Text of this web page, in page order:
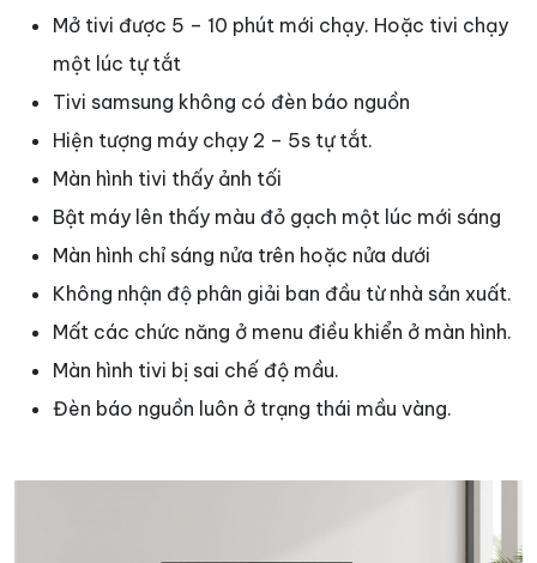
Mở tivi được 5 – 10 phút mới chạy. Hoặc tivi chạy
một lúc tự tắt
Tivi samsung không có đèn báo nguồn
Hiện tượng máy chạy 2 – 5s tự tắt.
Màn hình tivi thấy ảnh tối
Bật máy lên thấy màu đỏ gạch một lúc mới sáng
Màn hình chỉ sáng nửa trên hoặc nửa dưới
Không nhận độ phân giải ban đầu từ nhà sản xuất.
Mất các chức năng ở menu điều khiển ở màn hình.
Màn hình tivi bị sai chế độ mầu.
Đèn báo nguồn luôn ở trạng thái mầu vàng.